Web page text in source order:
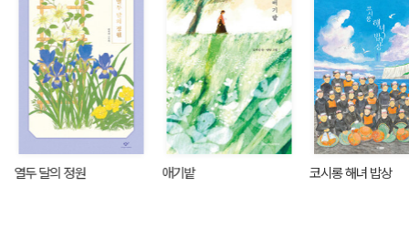
열두 달의 정원 애기밭 코시롱 해녀 밥상